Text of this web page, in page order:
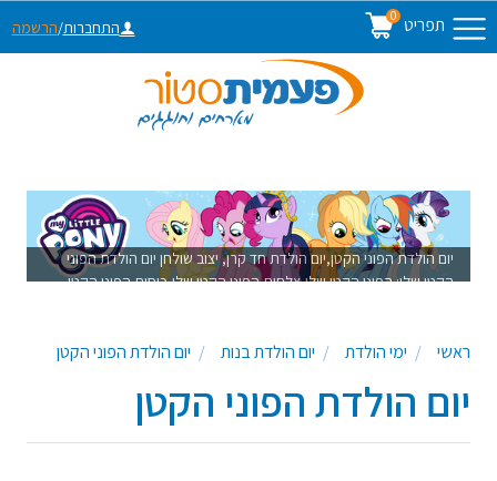
תפריט 0
התחברות/הרשמה
יום הולדת הפוני הקטן,יום הולדת חד קרן, יצוב שולחן יום הולדת הפוני
הקטן שלי: הפוני הקטן שלי,צלחות הפוני הקטן שלי,כוסות הפוני הקטן
פרנזיםראשי ימי הולדת יום הולדת בנות יום הולדת הפוני הקטן
יום הולדת הפוני הקטן